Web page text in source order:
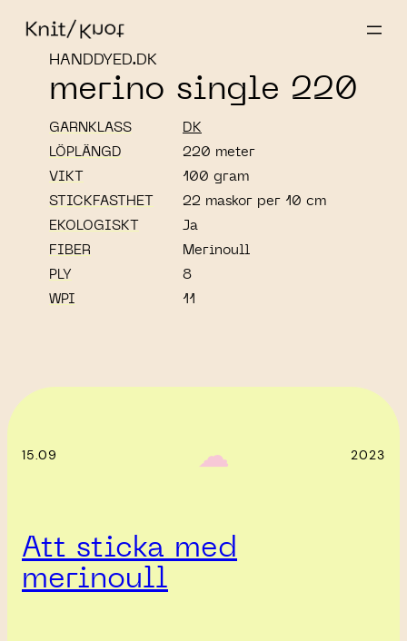
HANDDYED.DK
merino single 220
GARNKLASS
DK
LÖPLÄNGD
220 meter
VIKT
100 gram
STICKFASTHET
22 maskor per 10 cm
EKOLOGISKT
Ja
FIBER
Merinoull
PLY
8
WPI
11
15.09 ‎ ‎‎ ☁︎‎‎ 2023
Att sticka med
merinoull